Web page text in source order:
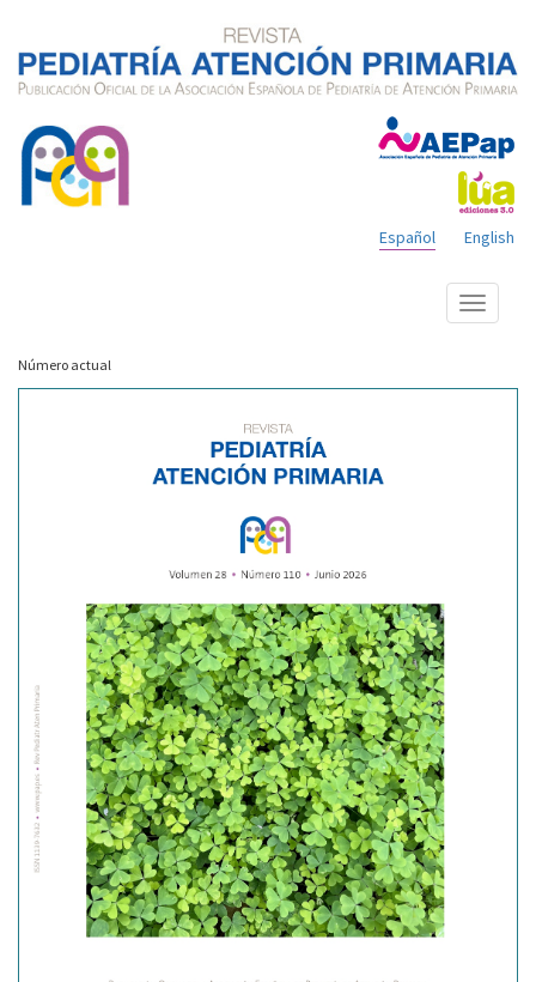
English
Español
Mostrar
menú
Número actual